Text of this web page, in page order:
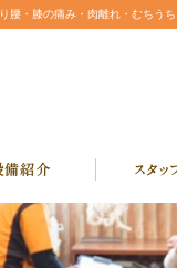
・膝の痛み・肉離れ・むちう